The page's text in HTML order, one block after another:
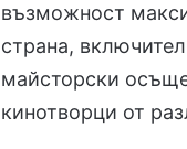
възможност
страна,
майсторски
кинотворци от